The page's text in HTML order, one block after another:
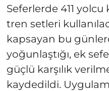
Seferlerde 411 yolcu
tren setleri
kapsayan bu
yoğunlaştığı, ek
güçlü karşılık
kaydedildi.